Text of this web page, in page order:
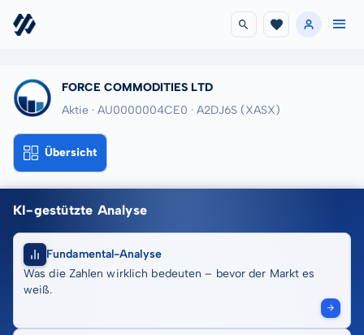
FORCE COMMODITIES LTD
Aktie · AU0000004CE0 · A2DJ6S (XASX)
Übersicht
KI-gestützte Analyse
Fundamental-Analyse
Was die Zahlen wirklich bedeuten – bevor der Markt es
weiß.